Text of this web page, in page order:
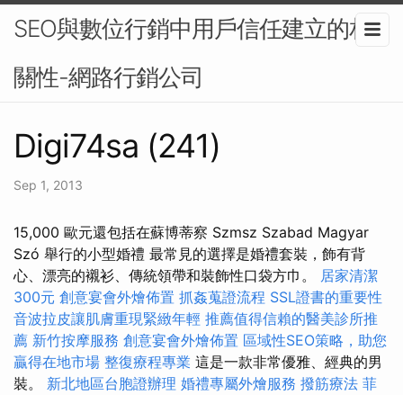
SEO與數位行銷中用戶信任建立的相
關性-網路行銷公司
Digi74sa (241)
Sep 1, 2013
15,000 歐元還包括在蘇博蒂察 Szmsz Szabad Magyar
Szó 舉行的小型婚禮 最常見的選擇是婚禮套裝，飾有背
心、漂亮的襯衫、傳統領帶和裝飾性口袋方巾。 居家清潔
300元 創意宴會外燴佈置 抓姦蒐證流程 SSL證書的重要性
音波拉皮讓肌膚重現緊緻年輕 推薦值得信賴的醫美診所推
薦 新竹按摩服務 創意宴會外燴佈置 區域性SEO策略，助您
贏得在地市場 整復療程專業 這是一款非常優雅、經典的男
裝。 新北地區台胞證辦理 婚禮專屬外燴服務 撥筋療法 菲